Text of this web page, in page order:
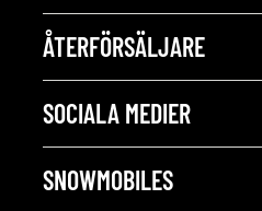
ÅTERFÖRSÄLJARE
SOCIALA MEDIER
SNOWMOBILES